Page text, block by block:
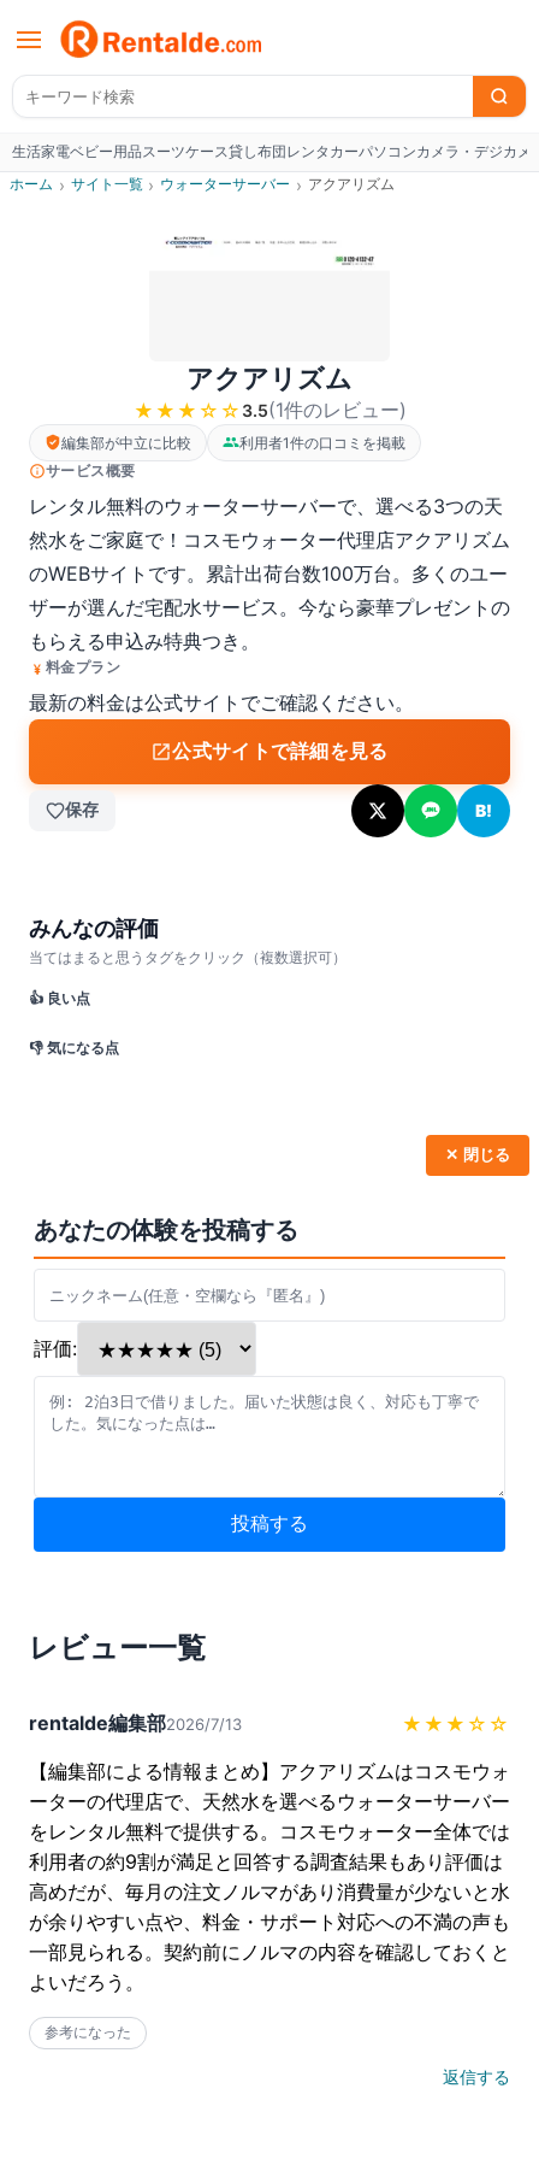
生活家電ベビー用品スーツケース貸し布団レンタカーパソコンカメラ・デジカメ
ホーム › サイト一覧 › ウォーターサーバー › アクアリズム
アクアリズム
★★★ ☆☆ 3.5(1件のレビュー)
編集部が中立に比較
利用者1件の口コミを掲載
サービス概要
レンタル無料のウォーターサーバーで、選べる3つの天
然水をご家庭で！コスモウォーター代理店アクアリズム
のWEBサイトです。累計出荷台数100万台。多くのユー
ザーが選んだ宅配水サービス。今なら豪華プレゼントの
もらえる申込み特典つき。
料金プラン
最新の料金は公式サイトでご確認ください。
公式サイトで詳細を見る
保存 B!
みんなの評価
当てはまると思うタグをクリック（複数選択可）
👍 良い点
👎 気になる点
✕ 閉じる
あなたの体験を投稿する
評価:
投稿する
レビュー一覧
rentalde編集部2026/7/13 ★★★ ☆☆
【編集部による情報まとめ】アクアリズムはコスモウォ
ーターの代理店で、天然水を選べるウォーターサーバー
をレンタル無料で提供する。コスモウォーター全体では
利用者の約9割が満足と回答する調査結果もあり評価は
高めだが、毎月の注文ノルマがあり消費量が少ないと水
が余りやすい点や、料金・サポート対応への不満の声も
一部見られる。契約前にノルマの内容を確認しておくと
よいだろう。
参考になった
返信する